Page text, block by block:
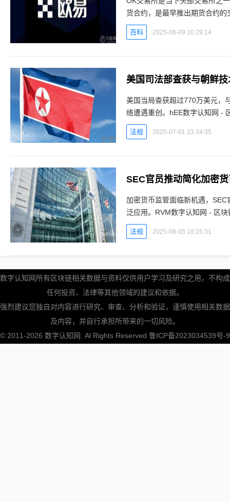
货合约，是最早推出期货合约
的衍生品交易量占据市场的大
百科 2025-08-09 10:29:14
美国司法部查获与朝鲜
美国当局查获超过770万美元，
络遭遇重创。hEE数字认知网 -
密洗钱网络美国司法部（DOJ
法规 2025-07-01 23:34:35
SEC官员推动简化加密
加密货币监管面临新机遇，
泛应用。RVM数字认知网 - 区
程序在华盛顿特区于6月5日举
法规 2025-08-05 18:15:31
数字认知网所有区块链相关数据与资料仅供用户学习及研究之用，不构成
任何投资、法律等其他领域的建议和依据。
强烈建议您独自对内容进行研究、审查、分析和验证，谨慎使用相关数据
及内容，并自行承担所带来的一切风险。
© 2011-2026 数字认知网 . Al Rights Reserved 鲁ICP备2023034539号-9